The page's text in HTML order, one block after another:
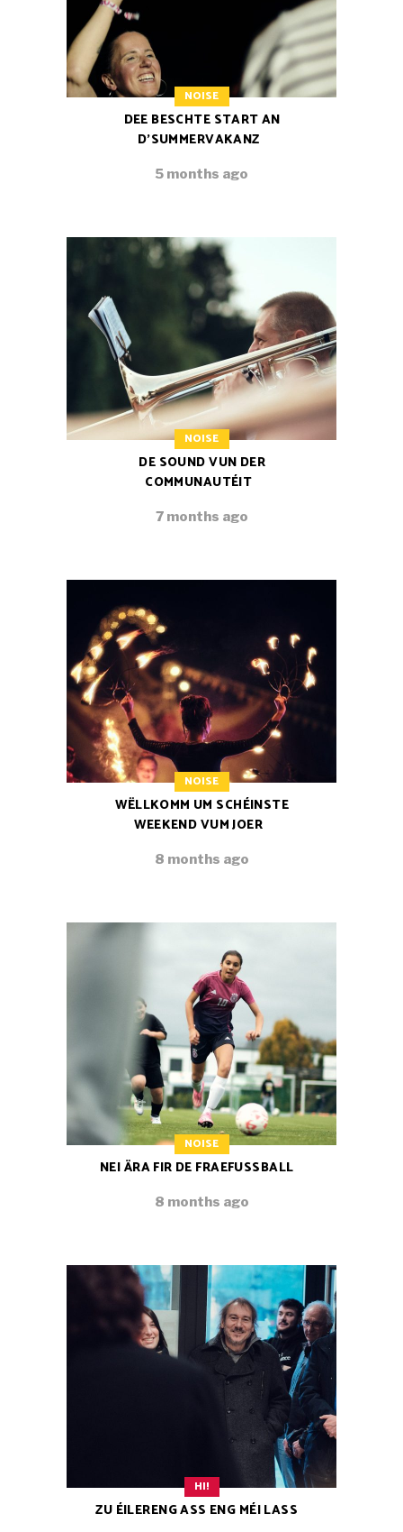
NOISE
DEE BESCHTE START AN
D’SUMMERVAKANZ
5 months ago
NOISE
DE SOUND VUN DER
COMMUNAUTÉIT
7 months ago
NOISE
WËLLKOMM UM SCHÉINSTE
WEEKEND VUM JOER
8 months ago
NOISE
NEI ÄRA FIR DE FRAEFUSSBALL
8 months ago
HI!
ZU ÉILERENG ASS ENG MÉI LASS